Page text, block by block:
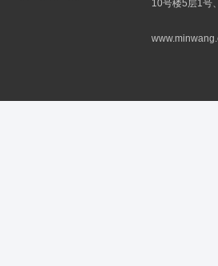
10号楼5层1号